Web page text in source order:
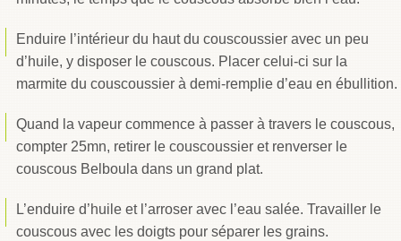
Enduire l’intérieur du haut du couscoussier avec un peu
d’huile, y disposer le couscous. Placer celui-ci sur la
marmite du couscoussier à demi-remplie d’eau en ébullition.
Quand la vapeur commence à passer à travers le couscous,
compter 25mn, retirer le couscoussier et renverser le
couscous Belboula dans un grand plat.
L’enduire d’huile et l’arroser avec l’eau salée. Travailler le
couscous avec les doigts pour séparer les grains.